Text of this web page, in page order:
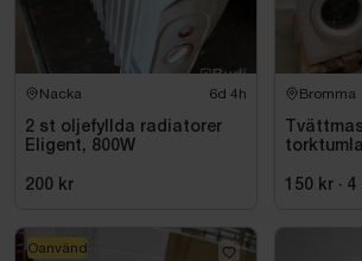
Nacka 6d 4h
2 st oljefyllda radiatorer
Eligent, 800W
200 kr
Bromma
150 kr · 4
Oanvänd